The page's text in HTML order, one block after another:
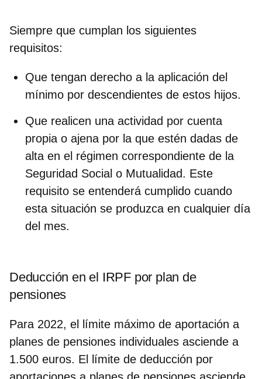
Siempre que cumplan los siguientes
requisitos:
Que tengan derecho a la aplicación del
mínimo por descendientes de estos hijos.
Que realicen una actividad por cuenta
propia o ajena por la que estén dadas de
alta en el régimen correspondiente de la
Seguridad Social o Mutualidad. Este
requisito se entenderá cumplido cuando
esta situación se produzca en cualquier día
del mes.
Deducción en el IRPF por plan de
pensiones
Para 2022, el límite máximo de aportación a
planes de pensiones individuales asciende a
1.500 euros. El límite de deducción por